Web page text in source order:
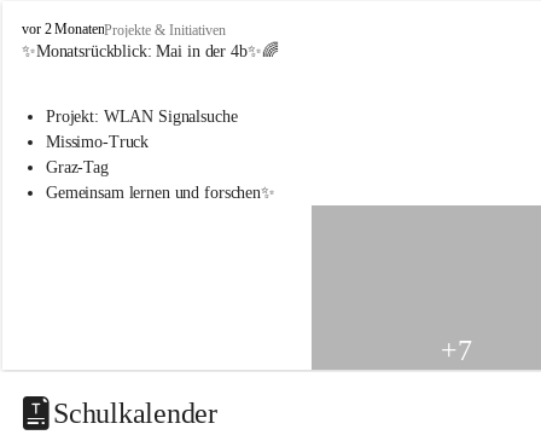
V
o
s
s
c
i
t
a
vor 2 MonatenProjekte & Initiativen
✨Monatsrückblick: Mai in der 4b✨🌈
Projekt: WLAN Signalsuche
Missimo-Truck
Graz-Tag
Gemeinsam lernen und forschen✨
+7
Schulkalender